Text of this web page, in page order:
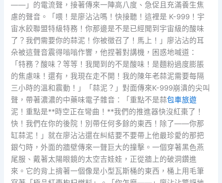
——」的電流聲，接著傳來一陣高八度、急促且充滿養生焦
慮的聲音。「喂！是廖沾沾嗎！快接聽！這裡是 K-999！宇
宙水餃聯盟特級特務！你那邊是不是已經聞到宇宙級的酸味
了？我們需要你的蒜泥！你被徵召了！馬上！」廖沾沾的耳
朵被這聲音震得嗡嗡作響，他捏著對講機，困惑地喊道：
「特務？酸味？等等！我聞到的不是酸味！是麵粉過度膨脹
的焦慮味！還有，我現在走不開！我的陳年老蒜泥需要每隔
三小時的溫和震動！」「蒜泥？」對面傳來K-999崩潰的尖叫
聲，帶著濃濃的中藥味電子雜音：「重點不是蒜包車旅遊
泥！重點是**時空正在彎曲！**我們的推進器快沒紅棗了！
快！我們在你的後院！別帶任何多餘的東西！除了——你那
缸蒜泥！」就在廖沾沾還在糾結要不要帶上他最珍愛的那把
銀勺時，外面的牆壁傳來一聲巨大的撞擊。一個穿著黑色燕
尾服、戴著太陽眼鏡的太空吉娃娃，正從牆上的破洞鑽進
來。它的背上揹著一個像是小型瓦斯桶的東西，桶上用毛筆